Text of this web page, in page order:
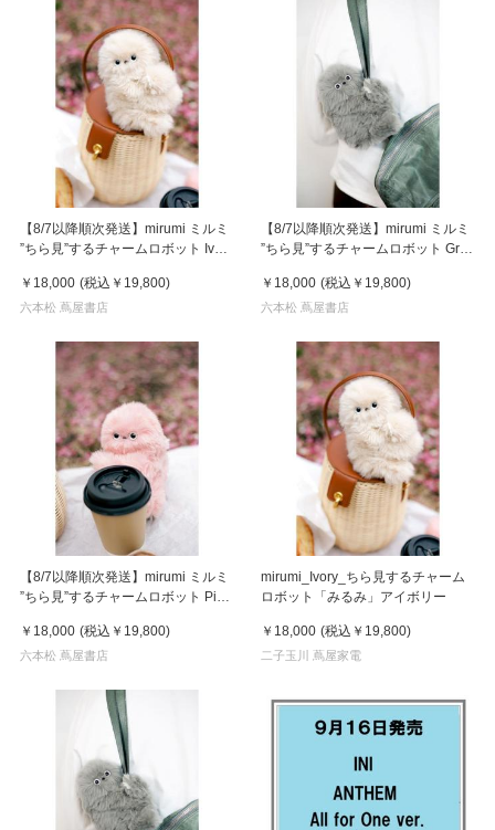
【8/7以降順次発送】mirumi ミルミ
”ちら見”するチャームロボット Ivory
￥18,000 (税込 ￥19,800)
六本松 蔦屋書店
【8/7以降順次発送】mirumi ミルミ
”ちら見”するチャームロボット Gray
￥18,000 (税込 ￥19,800)
六本松 蔦屋書店
【8/7以降順次発送】mirumi ミルミ
”ちら見”するチャームロボット Pink
￥18,000 (税込 ￥19,800)
六本松 蔦屋書店
mirumi_Ivory_ちら見するチャーム
ロボット「みるみ」アイボリー
￥18,000 (税込 ￥19,800)
二子玉川 蔦屋家電